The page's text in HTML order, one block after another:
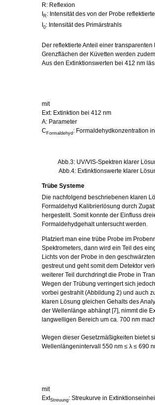
R: Reflexion
R : Intensität des von der Probe
0: Intensität des Primärstrahls
Der reflektierte Anteil einer
Grenzflächen der Küvetten werden
Aus den Extinktionswerten bei 412 nm
mit
Ext: Extinktion bei 412 nm
A: Parameter
C Formaldehyd : Formaldehydkonzentration
Abb.3: UV/VIS-Spektren klarer
Abb.4: Extinktionswerte klarer
Trübe Systeme
Die nachfolgend beschriebenen klaren
Formaldehyd Kalibrierlösung durch
hergestellt. Somit konnte der Einfluss
Formaldehydgehalt untersucht werden.
Platziert man eine trübe Probe im
Spektrometers, dann wird ein Teil des
Lichts von der Probe in den
gestreut und geht somit dem Detektor
weiterer Teil durchdringt die Probe in
Wegen der Trübung verringert sich
vorbei gestrahlt (Abbildung 2) und auch
klaren Lösung gleichen Gehalts des
der Wellenlänge abhängt [7], nimmt die
langwelligen Bereich um ca. 700 nm
Wegen dieser Gesetzmäßigkeiten bietet
Wellenlängenintervall 550 nm ≤ λ ≤ 690
mit
ExtStreuung: Streukurve in